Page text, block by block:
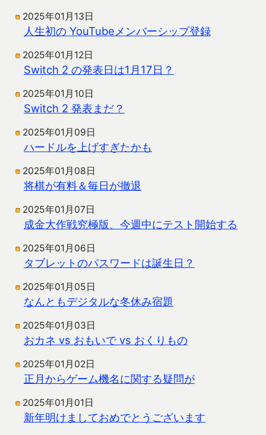
2025年01月13日
人生初の YouTubeメンバーシップ登録
2025年01月12日
Switch 2 の発表日は1月17日？
2025年01月10日
Switch 2 発表まだ？
2025年01月09日
ハードルを上げすぎたかも
2025年01月08日
将棋が有料＆毎日が撤退
2025年01月07日
成金大作戦究極版、今週中にテスト開始する
2025年01月06日
タブレットのパスワードは誕生日？
2025年01月05日
なんともデジタルな冬休み宿題
2025年01月03日
おカネ vs おもいで vs おくりもの
2025年01月02日
正月からゲーム機名に関する疑問が
2025年01月01日
新年明けましておめでとうございます